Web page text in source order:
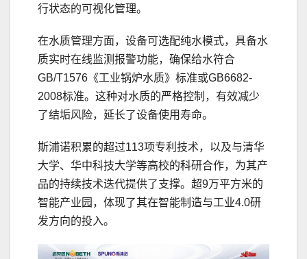
行状态的可视化管理。
在水质管理方面，设备可选配纯水模式，具备水
质实时在线监测报警功能，确保给水符合
GB/T1576《工业锅炉水质》标准或GB6682-
2008标准。这种对水质的严格控制，有效减少
了结垢风险，延长了设备使用寿命。
斯浦诺积累的超过113项专利技术，以及与清华
大学、华中科技大学等高校的科研合作，为其产
品的持续技术迭代提供了支撑。超9万平方米的
智能产业园，体现了其在智能制造与工业4.0研
发方向的投入。